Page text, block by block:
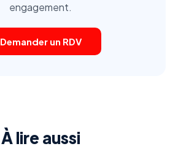
engagement.
Demander un RDV
À lire aussi